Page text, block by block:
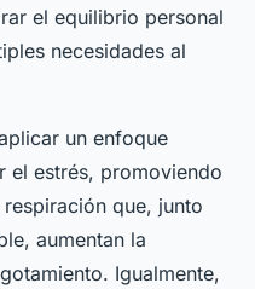
el equilibrio personal
necesidades al
un enfoque
el estrés, promoviendo
que, junto
aumentan la
Igualmente,